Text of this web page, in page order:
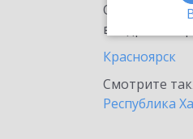
внедрение
Красноярск
Смотрите
Республика